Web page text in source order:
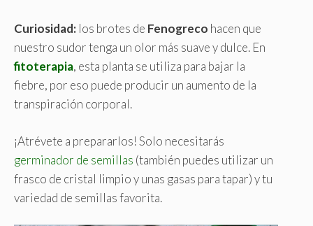
Curiosidad: los brotes de Fenogreco hacen que
nuestro sudor tenga un olor más suave y dulce. En
fitoterapia, esta planta se utiliza para bajar la
fiebre, por eso puede producir un aumento de la
transpiración corporal.
¡Atrévete a prepararlos! Solo necesitarás
germinador de semillas (también puedes utilizar un
frasco de cristal limpio y unas gasas para tapar) y tu
variedad de semillas favorita.